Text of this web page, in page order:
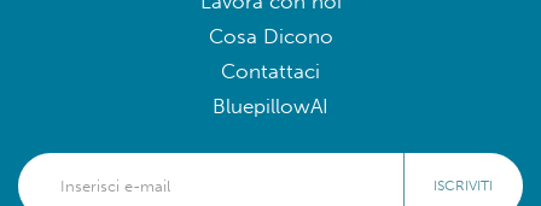
Cosa Dicono
Contattaci
BluepillowAI
ISCRIVITI